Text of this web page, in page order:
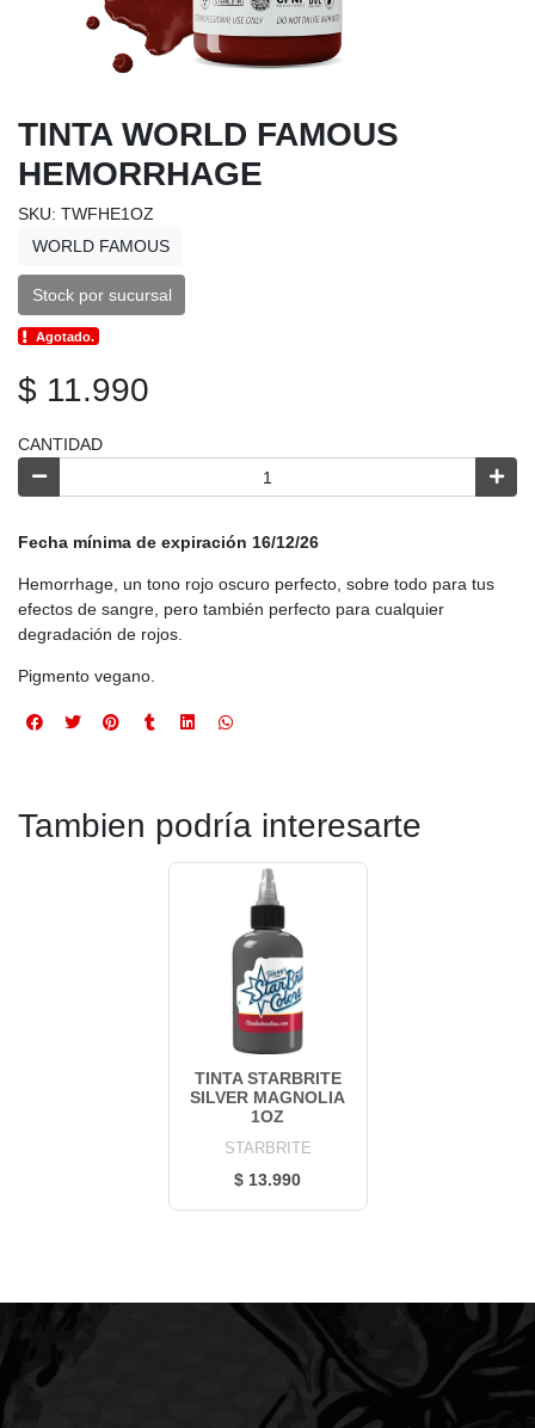
TINTA WORLD FAMOUS
HEMORRHAGE
SKU: TWFHE1OZ
WORLD FAMOUS
Stock por sucursal
Agotado.
$ 11.990
CANTIDAD
Fecha mínima de expiración 16/12/26
Hemorrhage, un tono rojo oscuro perfecto, sobre todo para tus
efectos de sangre, pero también perfecto para cualquier
degradación de rojos.
Pigmento vegano.
Tambien podría interesarte
TINTA STARBRITE
SILVER MAGNOLIA
1OZ
STARBRITE
$ 13.990